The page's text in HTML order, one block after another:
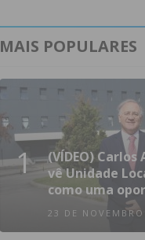
MAIS POPULARES
1
(VÍDEO)
vê Unidade
como uma
23 DE